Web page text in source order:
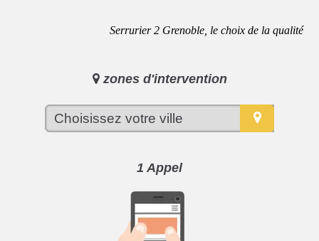
Serrurier 2 Grenoble, le choix de la qualité
zones d'intervention
1 Appel